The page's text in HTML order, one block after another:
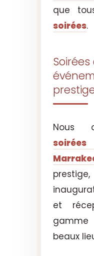
que
soirées.
Nous
et
beaux